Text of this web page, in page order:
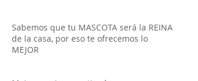
Sabemos que tu MASCOTA será la REINA
de la casa, por eso te ofrecemos lo
MEJOR